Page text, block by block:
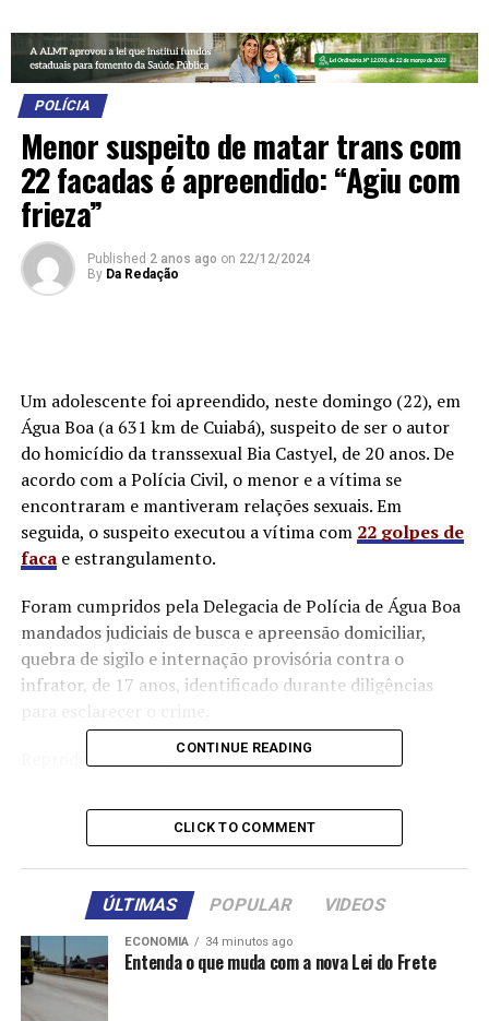
POLÍCIA
Menor suspeito de matar trans com
22 facadas é apreendido: “Agiu com
frieza”
Published 2 anos ago on 22/12/2024
By Da Redação
Um adolescente foi apreendido, neste domingo (22), em
Água Boa (a 631 km de Cuiabá), suspeito de ser o autor
do homicídio da transsexual Bia Castyel, de 20 anos. De
acordo com a Polícia Civil, o menor e a vítima se
encontraram e mantiveram relações sexuais. Em
seguida, o suspeito executou a vítima com 22 golpes de
facae estrangulamento.
Foram cumpridos pela Delegacia de Polícia de Água Boa
mandados judiciais de busca e apreensão domiciliar,
quebra de sigilo e internação provisória contra o
infrator, de 17 anos, identificado durante diligências
Reprodução/Instagram
que indica que foi o ato foi planejado, além do fato do
adolescente não apresentar remorso pelo ocorrido
tendo no dia seguinte voltado a sua rotina normal e
feito uma viagem de férias com a família.
CONTINUE READING
CLICK TO COMMENT
ÚLTIMAS POPULAR VIDEOS
ECONOMIA 34 minutos ago
Entenda o que muda com a nova Lei do Frete